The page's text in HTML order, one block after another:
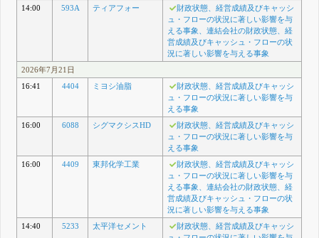
14:00
593A ティアフォー
財政状態、経営成績及びキャッシ
ュ・フローの状況に著しい影響を与
える事象、連結会社の財政状態、経
営成績及びキャッシュ・フローの状
況に著しい影響を与える事象
2026年7月21日
16:41
4404 ミヨシ油脂
財政状態、経営成績及びキャッシ
ュ・フローの状況に著しい影響を与
える事象
16:00
6088 シグマクシスHD
財政状態、経営成績及びキャッシ
ュ・フローの状況に著しい影響を与
える事象
16:00
4409 東邦化学工業
財政状態、経営成績及びキャッシ
ュ・フローの状況に著しい影響を与
える事象、連結会社の財政状態、経
営成績及びキャッシュ・フローの状
況に著しい影響を与える事象
14:40
5233 太平洋セメント
財政状態、経営成績及びキャッシ